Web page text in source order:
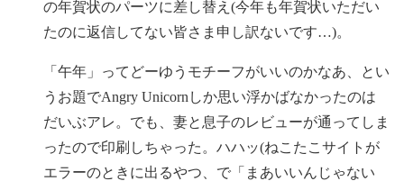
の年賀状のパーツに差し替え(今年も年賀状いただい
たのに返信してない皆さま申し訳ないです…)。
「午年」ってどーゆうモチーフがいいのかなあ、とい
うお題でAngry Unicornしか思い浮かばなかったのは
だいぶアレ。でも、妻と息子のレビューが通ってしま
ったので印刷しちゃった。ハハッ(ねこたこサイトが
エラーのときに出るやつ、で「まあいいんじゃない